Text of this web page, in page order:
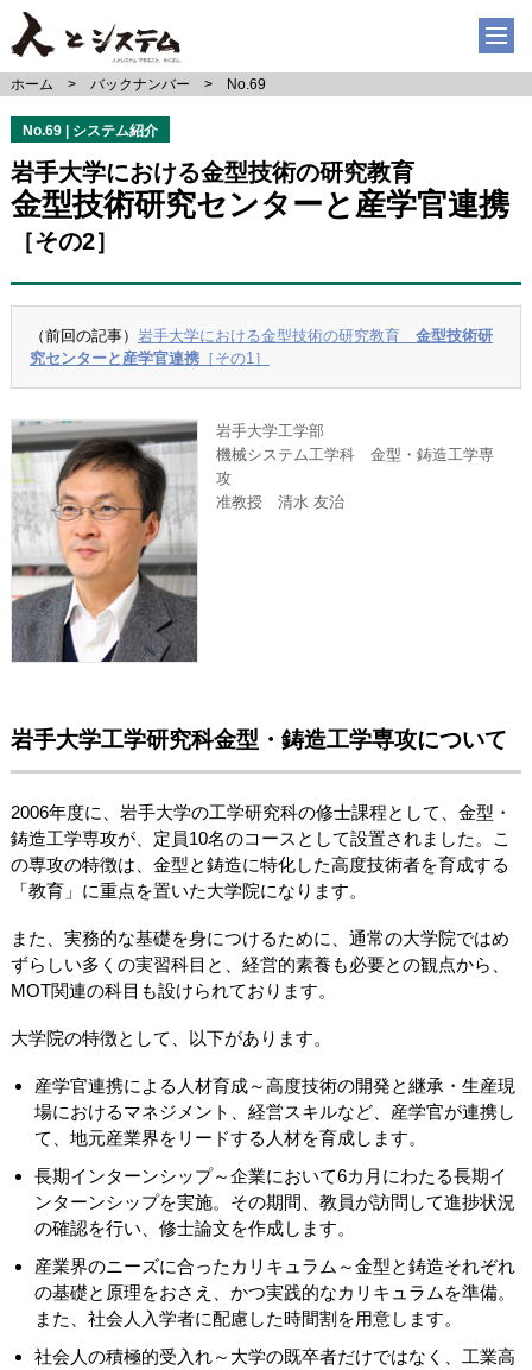
ホーム バックナンバー No.69
No.69 | システム紹介
岩手大学における金型技術の研究教育
金型技術研究センターと産学官連携
［その2］
（前回の記事） 岩手大学における金型技術の研究教育 金型技術研
究センターと産学官連携［その1］
岩手大学工学部
機械システム工学科 金型・鋳造工学専
攻
准教授 清水 友治
岩手大学工学研究科金型・鋳造工学専攻について
2006年度に、岩手大学の工学研究科の修士課程として、金型・
鋳造工学専攻が、定員10名のコースとして設置されました。こ
の専攻の特徴は、金型と鋳造に特化した高度技術者を育成する
「教育」に重点を置いた大学院になります。
また、実務的な基礎を身につけるために、通常の大学院ではめ
ずらしい多くの実習科目と、経営的素養も必要との観点から、
MOT関連の科目も設けられております。
大学院の特徴として、以下があります。
産学官連携による人材育成～高度技術の開発と継承・生産現
場におけるマネジメント、経営スキルなど、産学官が連携し
て、地元産業界をリードする人材を育成します。
長期インターンシップ～企業において6カ月にわたる長期イ
ンターンシップを実施。その期間、教員が訪問して進捗状況
の確認を行い、修士論文を作成します。
産業界のニーズに合ったカリキュラム～金型と鋳造それぞれ
の基礎と原理をおさえ、かつ実践的なカリキュラムを準備。
また、社会人入学者に配慮した時間割を用意します。
社会人の積極的受入れ～大学の既卒者だけではなく、工業高